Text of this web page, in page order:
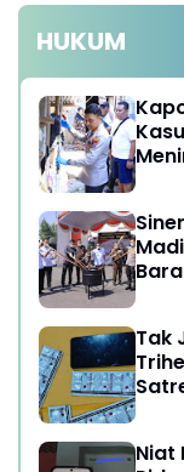
HUKUM
Tak
Niat